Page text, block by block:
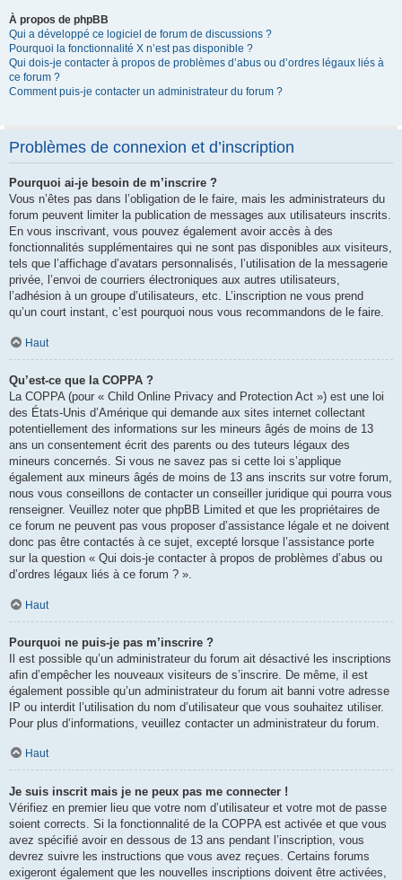
À propos de phpBB
Qui a développé ce logiciel de forum de discussions ?
Pourquoi la fonctionnalité X n’est pas disponible ?
Qui dois-je contacter à propos de problèmes d’abus ou d’ordres légaux liés à
ce forum ?
Comment puis-je contacter un administrateur du forum ?
Problèmes de connexion et d’inscription
Pourquoi ai-je besoin de m’inscrire ?
Vous n’êtes pas dans l’obligation de le faire, mais les administrateurs du
forum peuvent limiter la publication de messages aux utilisateurs inscrits.
En vous inscrivant, vous pouvez également avoir accès à des
fonctionnalités supplémentaires qui ne sont pas disponibles aux visiteurs,
tels que l’affichage d’avatars personnalisés, l’utilisation de la messagerie
privée, l’envoi de courriers électroniques aux autres utilisateurs,
l’adhésion à un groupe d’utilisateurs, etc. L’inscription ne vous prend
qu’un court instant, c’est pourquoi nous vous recommandons de le faire.
Haut
Qu’est-ce que la COPPA ?
La COPPA (pour « Child Online Privacy and Protection Act ») est une loi
des États-Unis d’Amérique qui demande aux sites internet collectant
potentiellement des informations sur les mineurs âgés de moins de 13
ans un consentement écrit des parents ou des tuteurs légaux des
mineurs concernés. Si vous ne savez pas si cette loi s’applique
également aux mineurs âgés de moins de 13 ans inscrits sur votre forum,
nous vous conseillons de contacter un conseiller juridique qui pourra vous
renseigner. Veuillez noter que phpBB Limited et que les propriétaires de
ce forum ne peuvent pas vous proposer d’assistance légale et ne doivent
donc pas être contactés à ce sujet, excepté lorsque l’assistance porte
sur la question « Qui dois-je contacter à propos de problèmes d’abus ou
d’ordres légaux liés à ce forum ? ».
Haut
Pourquoi ne puis-je pas m’inscrire ?
Il est possible qu’un administrateur du forum ait désactivé les inscriptions
afin d’empêcher les nouveaux visiteurs de s’inscrire. De même, il est
également possible qu’un administrateur du forum ait banni votre adresse
IP ou interdit l’utilisation du nom d’utilisateur que vous souhaitez utiliser.
Pour plus d’informations, veuillez contacter un administrateur du forum.
Haut
Je suis inscrit mais je ne peux pas me connecter !
Vérifiez en premier lieu que votre nom d’utilisateur et votre mot de passe
soient corrects. Si la fonctionnalité de la COPPA est activée et que vous
avez spécifié avoir en dessous de 13 ans pendant l’inscription, vous
devrez suivre les instructions que vous avez reçues. Certains forums
exigeront également que les nouvelles inscriptions doivent être activées,